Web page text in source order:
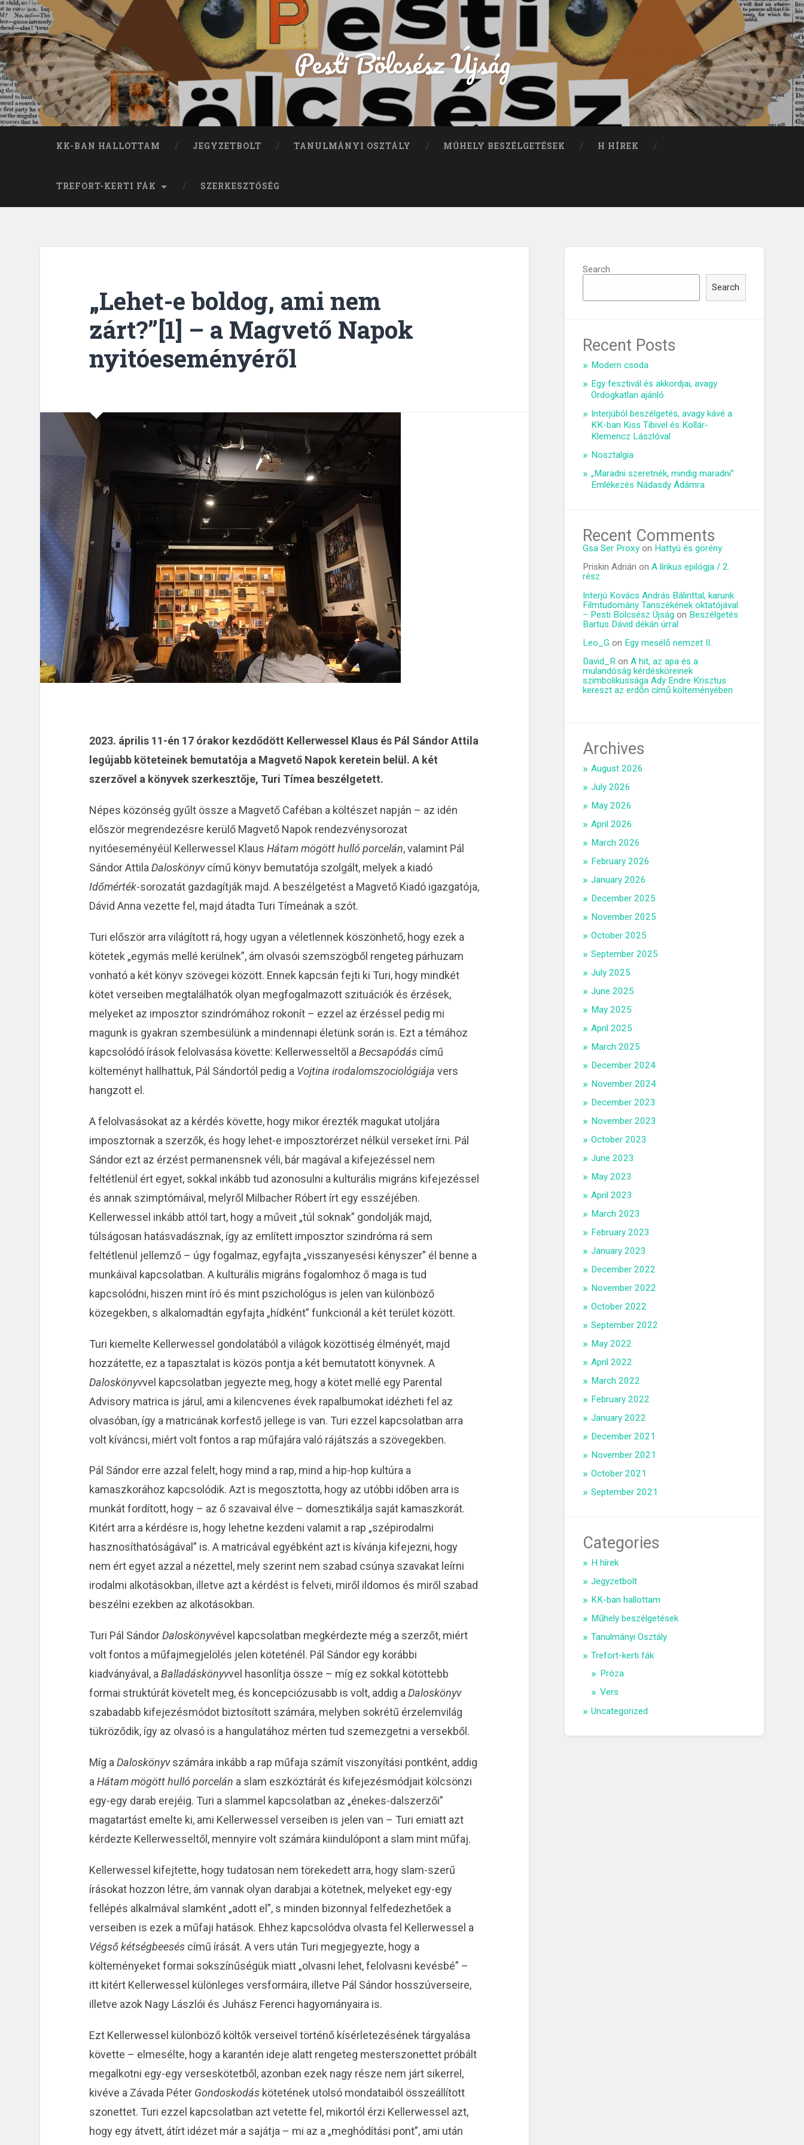
Pesti Bölcsész Újság
KK-BAN HALLOTTAM JEGYZETBOLT TANULMÁNYI OSZTÁLY MŰHELY BESZÉLGETÉSEK H HÍREK
TREFORT-KERTI FÁK SZERKESZTŐSÉG
„Lehet-e boldog, ami nem
zárt?”[1] – a Magvető Napok
nyitóeseményéről
2023. április 11-én 17 órakor kezdődött Kellerwessel Klaus és Pál Sándor Attila
legújabb köteteinek bemutatója a Magvető Napok keretein belül. A két
szerzővel a könyvek szerkesztője, Turi Tímea beszélgetett.
Népes közönség gyűlt össze a Magvető Caféban a költészet napján – az idén
először megrendezésre kerülő Magvető Napok rendezvénysorozat
nyitóeseményéül Kellerwessel Klaus Hátam mögött hulló porcelán, valamint Pál
Sándor AttilaDaloskönyvcímű könyv bemutatója szolgált, melyek a kiadó
Időmérték-sorozatát gazdagítják majd. A beszélgetést a Magvető Kiadó igazgatója,
Dávid Anna vezette fel, majd átadta Turi Tímeának a szót.
Turi először arra világított rá, hogy ugyan a véletlennek köszönhető, hogy ezek a
kötetek „egymás mellé kerülnek”, ám olvasói szemszögből rengeteg párhuzam
vonható a két könyv szövegei között. Ennek kapcsán fejti ki Turi, hogy mindkét
kötet verseiben megtalálhatók olyan megfogalmazott szituációk és érzések,
melyeket az imposztor szindrómához rokonít – ezzel az érzéssel pedig mi
magunk is gyakran szembesülünk a mindennapi életünk során is. Ezt a témához
kapcsolódó írások felolvasása követte: Kellerwesseltől a Becsapódáscímű
költeményt hallhattuk, Pál Sándortól pedig a Vojtina irodalomszociológiája vers
hangzott el.
A felolvasásokat az a kérdés követte, hogy mikor érezték magukat utoljára
imposztornak a szerzők, és hogy lehet-e imposztorérzet nélkül verseket írni. Pál
Sándor ezt az érzést permanensnek véli, bár magával a kifejezéssel nem
feltétlenül ért egyet, sokkal inkább tud azonosulni a kulturális migráns kifejezéssel
és annak szimptómáival, melyről Milbacher Róbert írt egy esszéjében.
Kellerwessel inkább attól tart, hogy a műveit „túl soknak” gondolják majd,
túlságosan hatásvadásznak, így az említett imposztor szindróma rá sem
feltétlenül jellemző – úgy fogalmaz, egyfajta „visszanyesési kényszer” él benne a
munkáival kapcsolatban. A kulturális migráns fogalomhoz ő maga is tud
kapcsolódni, hiszen mint író és mint pszichológus is jelen van különböző
közegekben, s alkalomadtán egyfajta „hídként” funkcionál a két terület között.
Turi kiemelte Kellerwessel gondolatából a világok közöttiség élményét, majd
hozzátette, ez a tapasztalat is közös pontja a két bemutatott könyvnek. A
Daloskönyvvel kapcsolatban jegyezte meg, hogy a kötet mellé egy Parental
Advisory matrica is járul, ami a kilencvenes évek rapalbumokat idézheti fel az
olvasóban, így a matricának korfestő jellege is van. Turi ezzel kapcsolatban arra
volt kíváncsi, miért volt fontos a rap műfajára való rájátszás a szövegekben.
Pál Sándor erre azzal felelt, hogy mind a rap, mind a hip-hop kultúra a
kamaszkorához kapcsolódik. Azt is megosztotta, hogy az utóbbi időben arra is
munkát fordított, hogy – az ő szavaival élve – domesztikálja saját kamaszkorát.
Kitért arra a kérdésre is, hogy lehetne kezdeni valamit a rap „szépirodalmi
hasznosíthatóságával” is. A matricával egyébként azt is kívánja kifejezni, hogy
nem ért egyet azzal a nézettel, mely szerint nem szabad csúnya szavakat leírni
irodalmi alkotásokban, illetve azt a kérdést is felveti, miről ildomos és miről szabad
beszélni ezekben az alkotásokban.
Turi Pál SándorDaloskönyvével kapcsolatban megkérdezte még a szerzőt, miért
volt fontos a műfajmegjelölés jelen köteténél. Pál Sándor egy korábbi
kiadványával, aBalladáskönyvvel hasonlítja össze – míg ez sokkal kötöttebb
formai struktúrát követelt meg, és koncepciózusabb is volt, addig aDaloskönyv
szabadabb kifejezésmódot biztosított számára, melyben sokrétű érzelemvilág
tükröződik, így az olvasó is a hangulatához mérten tud szemezgetni a versekből.
Míg a Daloskönyvszámára inkább a rap műfaja számít viszonyítási pontként, addig
a Hátam mögött hulló porcelán a slam eszköztárát és kifejezésmódjait kölcsönzi
egy-egy darab erejéig. Turi a slammel kapcsolatban az „énekes-dalszerzői”
magatartást emelte ki, ami Kellerwessel verseiben is jelen van – Turi emiatt azt
kérdezte Kellerwesseltől, mennyire volt számára kiindulópont a slam mint műfaj.
Kellerwessel kifejtette, hogy tudatosan nem törekedett arra, hogy slam-szerű
írásokat hozzon létre, ám vannak olyan darabjai a kötetnek, melyeket egy-egy
fellépés alkalmával slamként „adott el”, s minden bizonnyal felfedezhetőek a
verseiben is ezek a műfaji hatások. Ehhez kapcsolódva olvasta fel Kellerwessel a
Végső kétségbeeséscímű írását. A vers után Turi megjegyezte, hogy a
költeményeket formai sokszínűségük miatt „olvasni lehet, felolvasni kevésbé” –
itt kitért Kellerwessel különleges versformáira, illetve Pál Sándor hosszúverseire,
illetve azok Nagy Lászlói és Juhász Ferenci hagyományaira is.
Ezt Kellerwessel különböző költők verseivel történő kísérletezésének tárgyalása
követte – elmesélte, hogy a karantén ideje alatt rengeteg mesterszonettet próbált
megalkotni egy-egy verseskötetből, azonban ezek nagy része nem járt sikerrel,
kivéve a Závada Péter Gondoskodáskötetének utolsó mondataiból összeállított
szonettet. Turi ezzel kapcsolatban azt vetette fel, mikortól érzi Kellerwessel azt,
hogy egy átvett, átírt idézet már a sajátja – mi az a „meghódítási pont”, ami után
Search
Search
Recent Posts
Modern csoda
Egy fesztivál és akkordjai, avagy
Ördögkatlan ajánló
Interjúból beszélgetés, avagy kávé a
KK-ban Kiss Tibivel és Kollár-
Klemencz Lászlóval
Nosztalgia
„Maradni szeretnék, mindig maradni”
Emlékezés Nádasdy Ádámra
Recent Comments
Gsa Ser Proxy on Hattyú és görény
Priskin Adrián onA lírikus epilógja / 2.
rész
Interjú Kovács András Bálinttal, karunk
Filmtudomány Tanszékének oktatójával
– Pesti Bölcsész Újság on Beszélgetés
Bartus Dávid dékán úrral
Leo_G on Egy mesélő nemzet II.
David_R onA hit, az apa és a
mulandóság kérdésköreinek
szimbolikussága Ady Endre Krisztus
kereszt az erdőn című költeményében
Archives
August 2026
July 2026
May 2026
April 2026
March 2026
February 2026
January 2026
December 2025
November 2025
October 2025
September 2025
July 2025
June 2025
May 2025
April 2025
March 2025
December 2024
November 2024
December 2023
November 2023
October 2023
June 2023
May 2023
April 2023
March 2023
February 2023
January 2023
December 2022
November 2022
October 2022
September 2022
May 2022
April 2022
March 2022
February 2022
January 2022
December 2021
November 2021
October 2021
September 2021
Categories
H hírek
Jegyzetbolt
KK-ban hallottam
Műhely beszélgetések
Tanulmányi Osztály
Trefort-kerti fák
Próza
Vers
Uncategorized